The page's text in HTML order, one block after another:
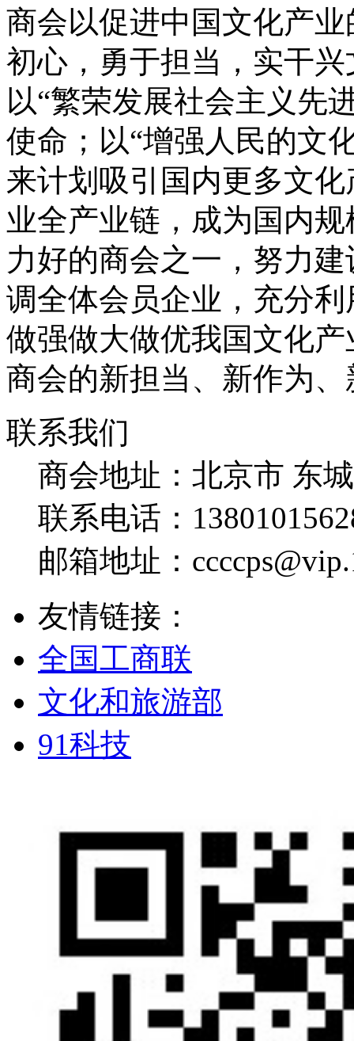
商会以促进中国文化产
初心，勇于担当，实干
以“繁荣发展社会主义先
使命；以“增强人民的文
来计划吸引国内更多文
业全产业链，成为国内
力好的商会之一，努力
调全体会员企业，充分
做强做大做优我国文化
商会的新担当、新作为
联系我们
商会地址： 北京市 东
联系电话：
邮箱地址：
友情链接：
全国工商联
文化和旅游部
91科技